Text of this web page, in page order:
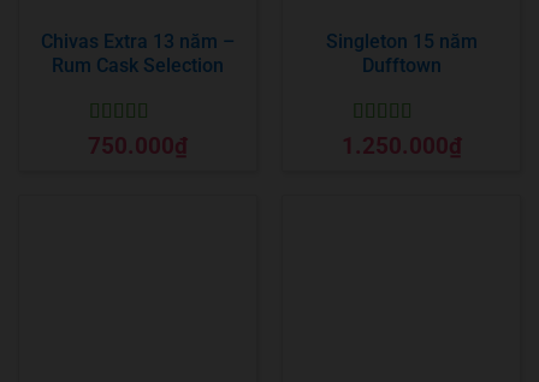
Chivas Extra 13 năm –
Rum Cask Selection
Được xếp
hạng55 sao
750.000₫
Singleton 15 năm
Dufftown
Được xếp
hạng55 sao
1.250.000₫